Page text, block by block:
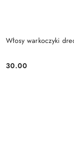
Włosy warkoczyki
Cena:
30.00